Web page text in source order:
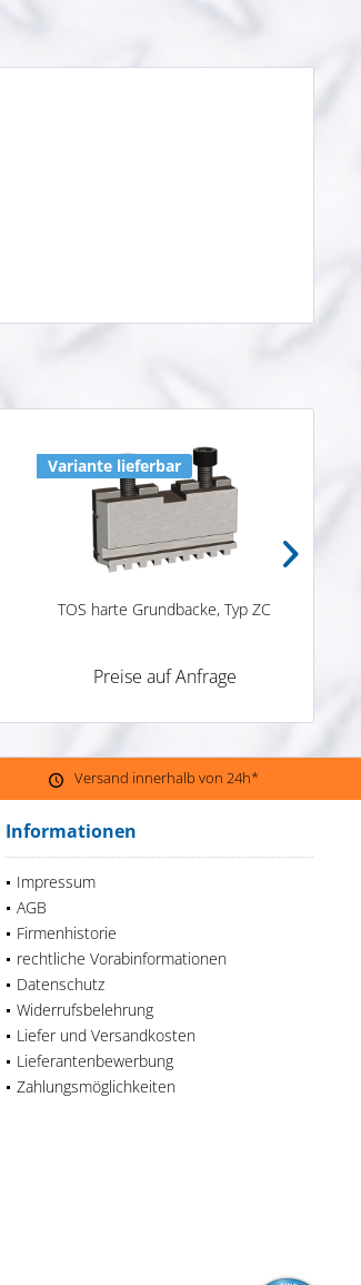
Variante lieferbar
TOS harte Grundbacke, Typ ZC
Preise auf Anfrage
Versand innerhalb von 24h*
Informationen
Impressum
AGB
Firmenhistorie
rechtliche Vorabinformationen
Datenschutz
Widerrufsbelehrung
Liefer und Versandkosten
Lieferantenbewerbung
Zahlungsmöglichkeiten